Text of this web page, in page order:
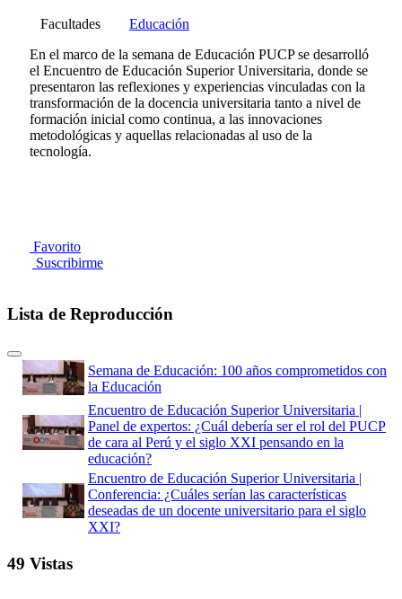
Facultades
Educación
En el marco de la semana de Educación PUCP se desarrolló
el Encuentro de Educación Superior Universitaria, donde se
presentaron las reflexiones y experiencias vinculadas con la
transformación de la docencia universitaria tanto a nivel de
formación inicial como continua, a las innovaciones
metodológicas y aquellas relacionadas al uso de la
tecnología.
Favorito
Suscribirme
Lista de Reproducción
Semana de Educación: 100 años comprometidos con
la Educación
Encuentro de Educación Superior Universitaria |
Panel de expertos: ¿Cuál debería ser el rol del PUCP
de cara al Perú y el siglo XXI pensando en la
educación?
Encuentro de Educación Superior Universitaria |
Conferencia: ¿Cuáles serían las características
deseadas de un docente universitario para el siglo
XXI?
49 Vistas